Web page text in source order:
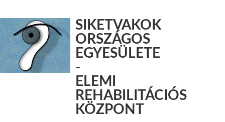
SIKETVAKOK
ORSZÁGOS
EGYESÜLETE
-
ELEMI
REHABILITÁCIÓS
KÖZPONT